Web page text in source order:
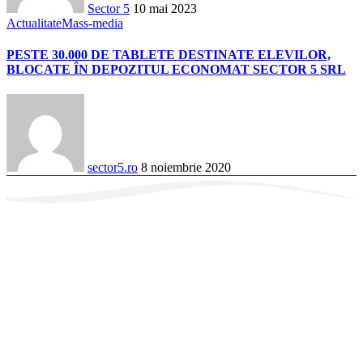
Sector 5 10 mai 2023
ActualitateMass-media
PESTE 30.000 DE TABLETE DESTINATE ELEVILOR,
BLOCATE ÎN DEPOZITUL ECONOMAT SECTOR 5 SRL
sector5.ro 8 noiembrie 2020